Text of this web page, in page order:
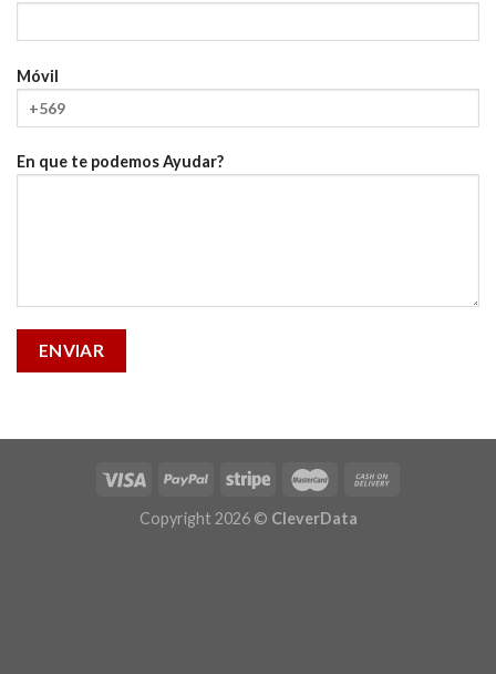
Móvil
En que te podemos Ayudar?
Copyright 2026 © CleverData